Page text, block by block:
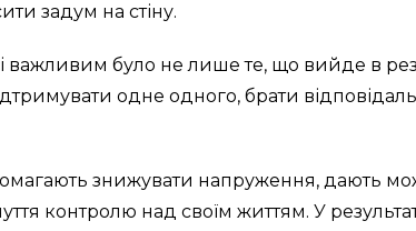
задум на стіну.
було не лише те, що вийде в
одне одного, брати
знижувати напруження, дають
контролю над своїм життям. У